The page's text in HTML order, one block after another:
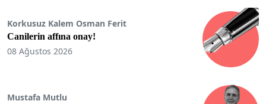
Korkusuz Kalem Osman Ferit
Canilerin affına onay!
08 Ağustos 2026
Mustafa Mutlu